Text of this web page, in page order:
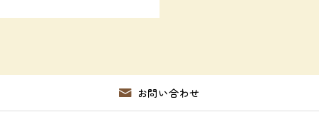
お問い合わせ